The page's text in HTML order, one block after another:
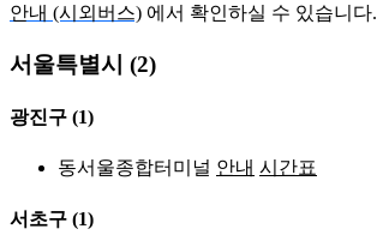
안내 (시외버스) 에서 확인하실 수 있습니다.
서울특별시 (2)
광진구 (1)
동서울종합터미널 안내 시간표
서초구 (1)